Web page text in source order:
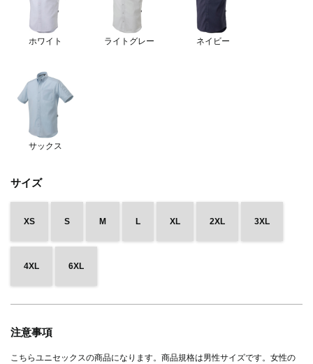
ホワイト ライトグレー ネイビー
サックス
サイズ
XS S M L XL 2XL 3XL
4XL 6XL
注意事項
こちらユニセックスの商品になります。商品規格は男性サイズです。女性の